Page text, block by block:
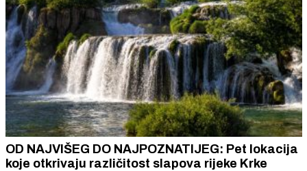
OD NAJVIŠEG DO NAJPOZNATIJEG: Pet lokacija
koje otkrivaju različitost slapova rijeke Krke